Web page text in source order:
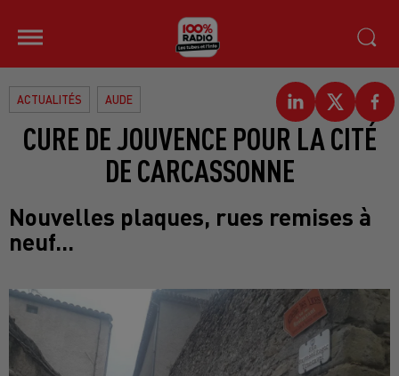
ACTUALITÉS AUDE
CURE DE JOUVENCE POUR LA CITÉ
DE CARCASSONNE
Nouvelles plaques, rues remises à
neuf...